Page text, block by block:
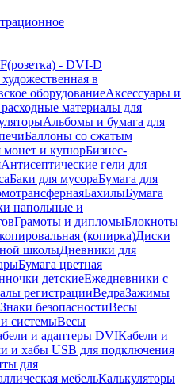
- DVI-D
в
оборудованиеАксессуары и
материалы для
Альбомы и бумага для
Баллоны со сжатым
монет и купюрБизнес-
Антисептические гели для
Баки для мусораБумага для
БахилыБумага
напольные и
Грамоты и дипломыБлокноты
(копирка)Диски
школыДневники для
Бумага цветная
детскиеЕжедневники с
регистрацииВедраЗажимы
Знаки безопасностиВесы
системыВесы
и адаптеры DVIКабели и
и хабы USB для подключения
для
мебельКалькуляторы